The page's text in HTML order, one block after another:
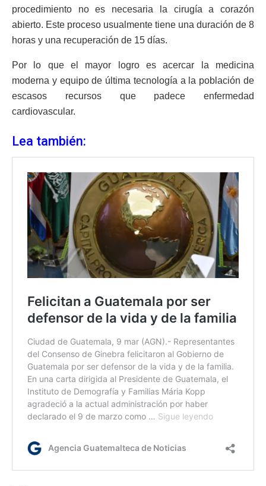
procedimiento no es necesaria la cirugía a corazón
abierto. Este proceso usualmente tiene una duración de 8
horas y una recuperación de 15 días.
Por lo que el mayor logro es acercar la medicina
moderna y equipo de última tecnología a la población de
escasos recursos que padece enfermedad
cardiovascular.
Lea también: